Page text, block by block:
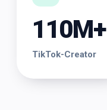
110M+
TikTok-Creator